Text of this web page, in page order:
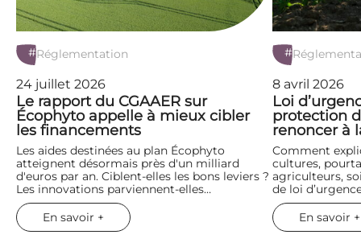
#Réglementation
24 juillet 2026
Le rapport du CGAAER sur
Écophyto appelle à mieux cibler
les financements
Les aides destinées au plan Écophyto
atteignent désormais près d'un milliard
d'euros par an. Ciblent-elles les bons leviers ?
Les innovations parviennent-elles…
En savoir +
#
8 avril 2026
Loi
protection
renoncer à
Comment
cultures,
agriculteurs,
de loi
En savoir +